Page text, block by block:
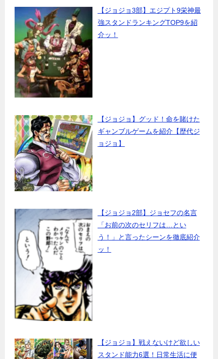
【ジョジョ3部】エジプト9栄神最
強スタンドランキングTOP9を紹
介ッ！
【ジョジョ】グッド！命を賭けた
ギャンブルゲームを紹介【歴代ジ
ョジョ】
【ジョジョ2部】ジョセフの名言
「お前の次のセリフは…とい
う！」と言ったシーンを徹底紹介
ッ！
【ジョジョ】戦えないけど欲しい
スタンド能力6選！日常生活に便